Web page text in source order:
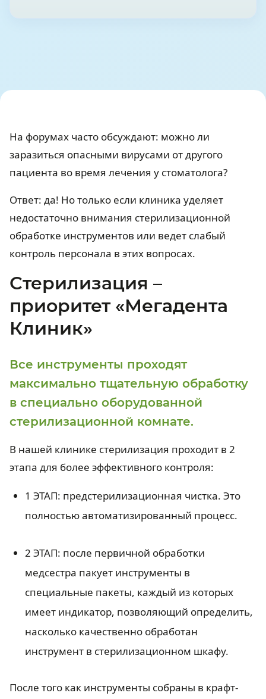
На форумах часто обсуждают: можно ли
заразиться опасными вирусами от другого
пациента во время лечения у стоматолога?
Ответ: да! Но только если клиника уделяет
недостаточно внимания стерилизационной
обработке инструментов или ведет слабый
контроль персонала в этих вопросах.
Стерилизация –
приоритет «Мегадента
Клиник»
Все инструменты проходят
максимально тщательную обработку
в специально оборудованной
стерилизационной комнате.
В нашей клинике стерилизация проходит в 2
этапа для более эффективного контроля:
1 ЭТАП: предстерилизационная чистка. Это
полностью автоматизированный процесс.
2 ЭТАП: после первичной обработки
медсестра пакует инструменты в
специальные пакеты, каждый из которых
имеет индикатор, позволяющий определить,
насколько качественно обработан
инструмент в стерилизационном шкафу.
После того как инструменты собраны в крафт-